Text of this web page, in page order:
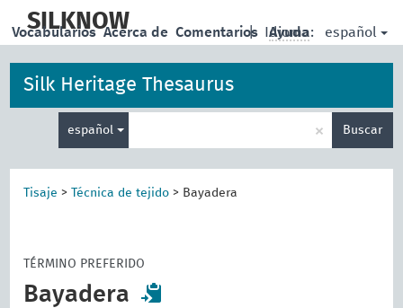
main
SILKNOW | Idioma: español
Vocabularios Acerca de Comentarios Ayuda
Silk Heritage Thesaurus
español × Buscar
Tisaje > Técnica de tejido > Bayadera
TÉRMINO PREFERIDO
Bayadera